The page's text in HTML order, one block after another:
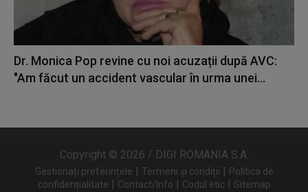
Dr. Monica Pop revine cu noi acuzații după AVC:
"Am făcut un accident vascular în urma unei...
Copyright © 2026 / DIGI ROMANIA S.A.
Gestionați preferințele | Termeni și condiții | Politica de
confidențialitate | Contact/Info | Codul etic | Sitemap